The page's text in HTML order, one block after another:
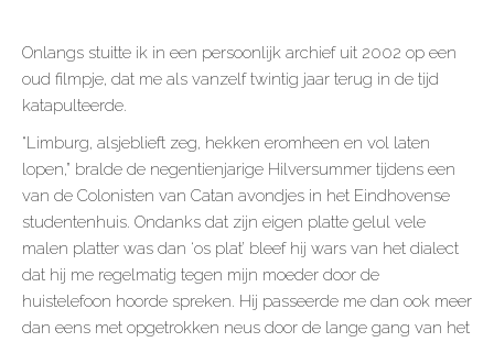
Onlangs stuitte ik in een persoonlijk archief uit 2002 op een
oud filmpje, dat me als vanzelf twintig jaar terug in de tijd
katapulteerde.
“Limburg, alsjeblieft zeg, hekken eromheen en vol laten
lopen,” bralde de negentienjarige Hilversummer tijdens een
van de Colonisten van Catan avondjes in het Eindhovense
studentenhuis. Ondanks dat zijn eigen platte gelul vele
malen platter was dan ‘os plat’ bleef hij wars van het dialect
dat hij me regelmatig tegen mijn moeder door de
huistelefoon hoorde spreken. Hij passeerde me dan ook meer
dan eens met opgetrokken neus door de lange gang van het